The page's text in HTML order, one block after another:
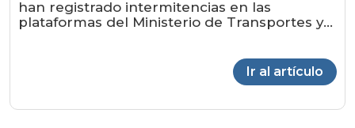
han registrado intermitencias en las
plataformas del Ministerio de Transportes y...
Ir al artículo